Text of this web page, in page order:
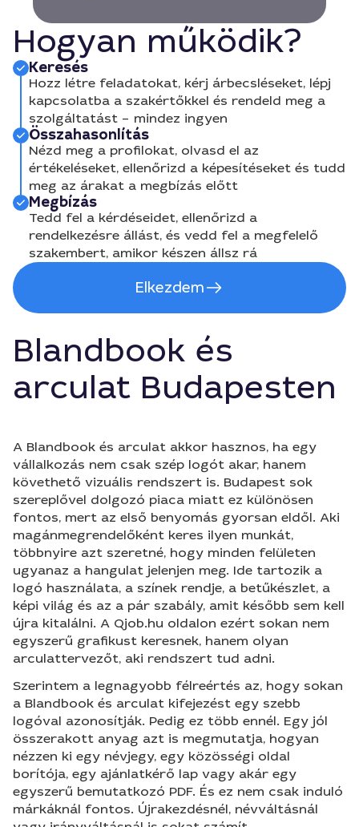
Hogyan működik?
Keresés
Hozz létre feladatokat, kérj árbecsléseket, lépj
kapcsolatba a szakértőkkel és rendeld meg a
szolgáltatást – mindez ingyen
Összahasonlítás
Nézd meg a profilokat, olvasd el az
értékeléseket, ellenőrizd a képesítéseket és tudd
meg az árakat a megbízás előtt
Megbízás
Tedd fel a kérdéseidet, ellenőrizd a
rendelkezésre állást, és vedd fel a megfelelő
szakembert, amikor készen állsz rá
Elkezdem
Blandbook és
arculat Budapesten
A Blandbook és arculat akkor hasznos, ha egy
vállalkozás nem csak szép logót akar, hanem
követhető vizuális rendszert is. Budapest sok
szereplővel dolgozó piaca miatt ez különösen
fontos, mert az első benyomás gyorsan eldől. Aki
magánmegrendelőként keres ilyen munkát,
többnyire azt szeretné, hogy minden felületen
ugyanaz a hangulat jelenjen meg. Ide tartozik a
logó használata, a színek rendje, a betűkészlet, a
képi világ és az a pár szabály, amit később sem kell
újra kitalálni. A Qjob.hu oldalon ezért sokan nem
egyszerű grafikust keresnek, hanem olyan
arculattervezőt, aki rendszert tud adni.
Szerintem a legnagyobb félreértés az, hogy sokan
a Blandbook és arculat kifejezést egy szebb
logóval azonosítják. Pedig ez több ennél. Egy jól
összerakott anyag azt is megmutatja, hogyan
nézzen ki egy névjegy, egy közösségi oldal
borítója, egy ajánlatkérő lap vagy akár egy
egyszerű bemutatkozó PDF. És ez nem csak induló
márkáknál fontos. Újrakezdésnél, névváltásnál